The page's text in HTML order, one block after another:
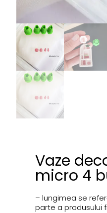
Vaze
micro 4
– lungimea se
parte a produsului